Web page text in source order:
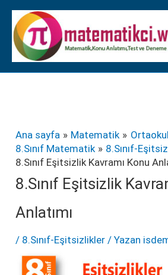
İçeriğe
atla
Ana sayfa Matematik
Ortaokul
8.Sınıf Matematik
8.Sınıf-
8.Sınıf Eşitsizlik Kavramı Konu
8.Sınıf Eşitsizlik
Anlatımı
/ 8.Sınıf-Eşitsizlikler / Yazan
K
a
t
e
r
i
e
r